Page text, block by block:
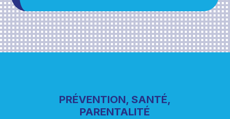
PRÉVENTION, SANTÉ,
PARENTALITÉ